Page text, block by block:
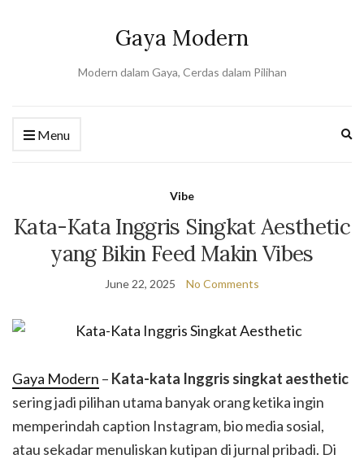
Gaya Modern
Modern dalam Gaya, Cerdas dalam Pilihan
Menu
Vibe
Kata-Kata Inggris Singkat Aesthetic
yang Bikin Feed Makin Vibes
June 22, 2025 No Comments
Gaya Modern – Kata-kata Inggris singkat aesthetic
sering jadi pilihan utama banyak orang ketika ingin
memperindah caption Instagram, bio media sosial,
atau sekadar menuliskan kutipan di jurnal pribadi. Di